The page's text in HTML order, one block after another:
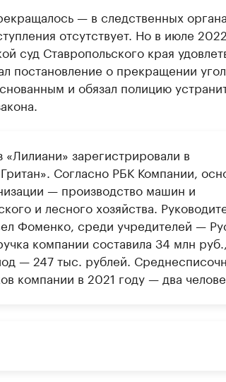
— в следственных
отсутствует. Но в июле
суд Ставропольского края
постановление о прекращении
и обязал полицию
зарегистрировали в
Согласно РБК Компании,
— производство машин и
и лесного хозяйства.
Фоменко, среди учредителей —
компании составила 34 млн руб.,
— 247 тыс. рублей.
компании в 2021 году — два